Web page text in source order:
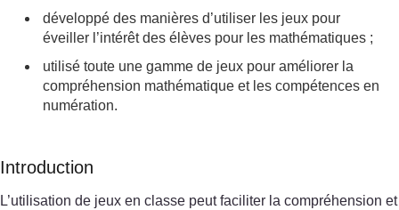
développé des manières d’utiliser les jeux pour
éveiller l’intérêt des élèves pour les mathématiques ;
utilisé toute une gamme de jeux pour améliorer la
compréhension mathématique et les compétences en
numération.
Introduction
L’utilisation de jeux en classe peut faciliter la compréhension et